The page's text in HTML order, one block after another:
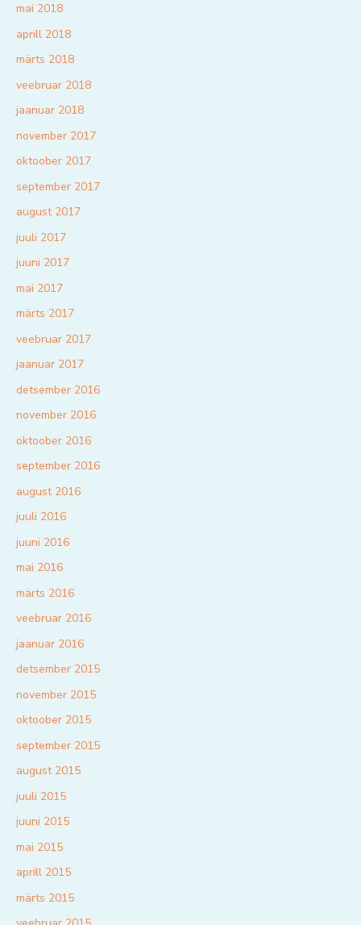
mai 2018
aprill 2018
märts 2018
veebruar 2018
jaanuar 2018
november 2017
oktoober 2017
september 2017
august 2017
juuli 2017
juuni 2017
mai 2017
märts 2017
veebruar 2017
jaanuar 2017
detsember 2016
november 2016
oktoober 2016
september 2016
august 2016
juuli 2016
juuni 2016
mai 2016
märts 2016
veebruar 2016
jaanuar 2016
detsember 2015
november 2015
oktoober 2015
september 2015
august 2015
juuli 2015
juuni 2015
mai 2015
aprill 2015
märts 2015